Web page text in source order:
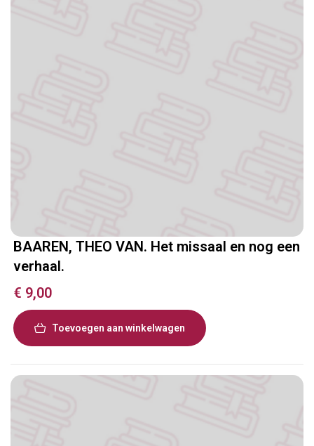
BAAREN, THEO VAN. Het missaal en nog een
verhaal.
€ 9,00
Toevoegen aan winkelwagen